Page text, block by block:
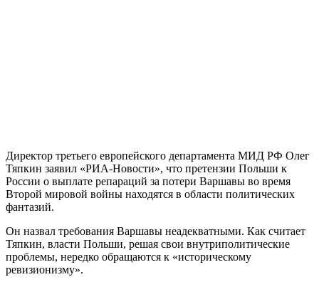
Директор третьего европейского департамента МИД РФ Олег
Тяпкин заявил «РИА-Новости», что претензии Польши к
России о выплате репараций за потери Варшавы во время
Второй мировой войны находятся в области политических
фантазий.
Он назвал требования Варшавы неадекватными. Как считает
Тяпкин, власти Польши, решая свои внутриполитические
проблемы, нередко обращаются к «историческому
ревизионизму».